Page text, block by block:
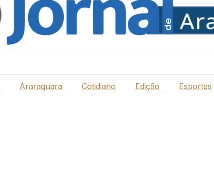
Araraquara Cotidiano Edição Esportes